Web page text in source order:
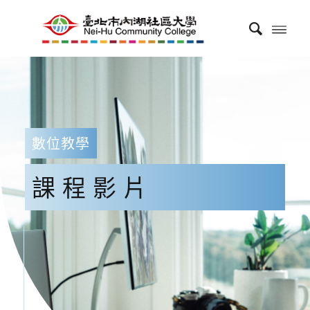
數位教學
課程影片